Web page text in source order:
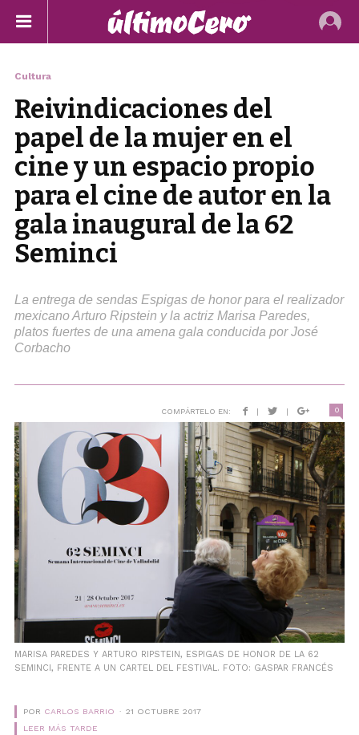
Cultura
Reivindicaciones del
papel de la mujer en el
cine y un espacio propio
para el cine de autor en la
gala inaugural de la 62
Seminci
La entrega de sendas Espigas de honor para el realizador
mexicano Arturo Ripstein y la actriz Marisa Paredes,
platos fuertes de una amena gala conducida por José
Corbacho
COMPÁRTELO EN: | | 0
MARISA PAREDES Y ARTURO RIPSTEIN, ESPIGAS DE HONOR DE LA 62
SEMINCI, FRENTE A UN CARTEL DEL FESTIVAL. FOTO: GASPAR FRANCÉS
POR CARLOS BARRIO
21 OCTUBRE 2017
LEER MÁS TARDE